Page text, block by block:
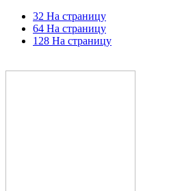
32 На страницу
64 На страницу
128 На страницу